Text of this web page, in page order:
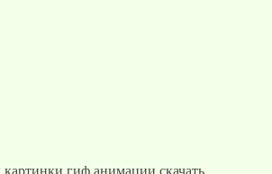
гиф анимации скачать